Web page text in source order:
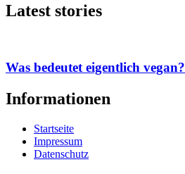
Latest stories
Was bedeutet eigentlich vegan?
Informationen
Startseite
Impressum
Datenschutz